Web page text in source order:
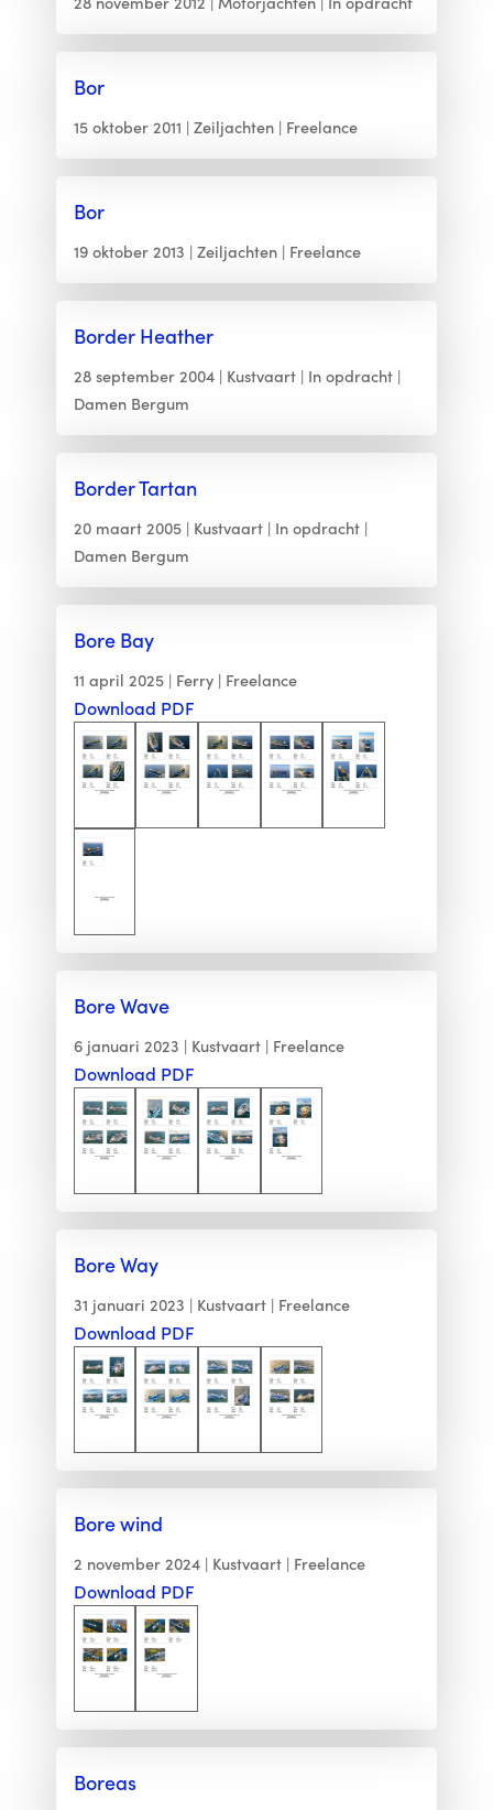
Bor
15 oktober 2011 Zeiljachten Freelance
Bor
19 oktober 2013 Zeiljachten Freelance
Border Heather
28 september 2004 Kustvaart
In opdracht
Damen Bergum
Border Tartan
20 maart 2005 Kustvaart
In opdracht
Damen Bergum
Bore Bay
11 april 2025 Ferry Freelance
Download PDF
Bore Wave
6 januari 2023 Kustvaart Freelance
Download PDF
Bore Way
31 januari 2023 Kustvaart Freelance
Download PDF
Bore wind
2 november 2024 Kustvaart Freelance
Download PDF
Boreas